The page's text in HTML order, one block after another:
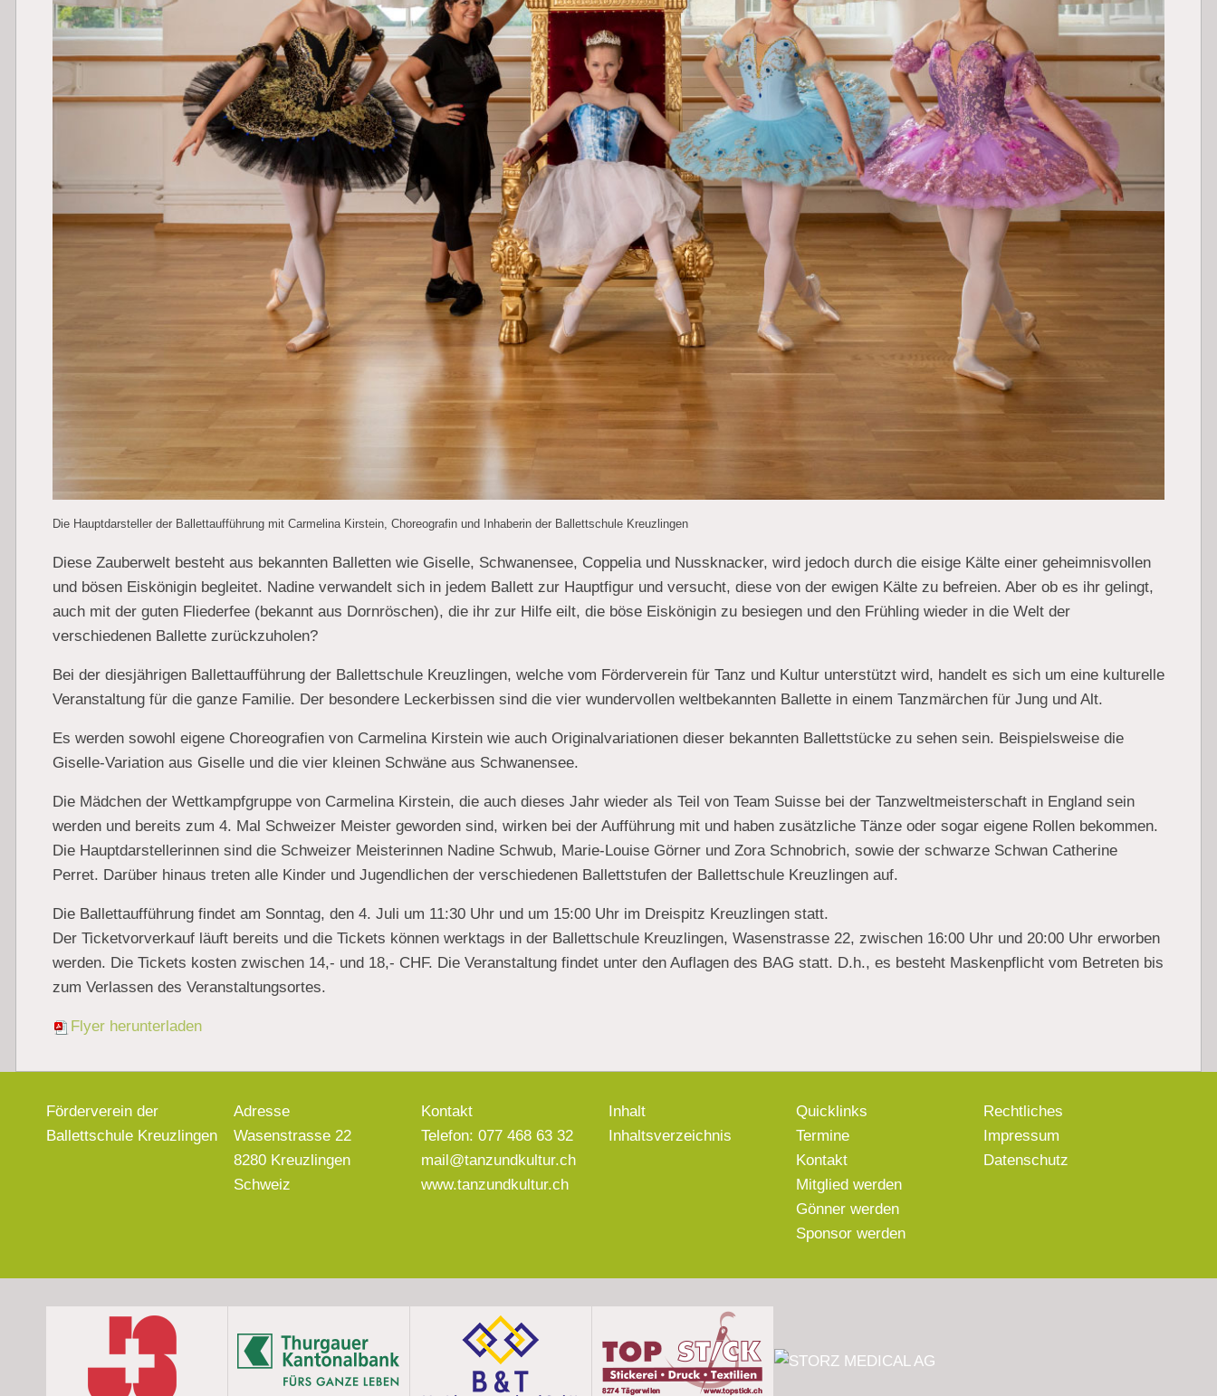
Die Hauptdarsteller der Ballettaufführung mit Carmelina Kirstein, Choreografin und Inhaberin der Ballettschule Kreuzlingen
Diese Zauberwelt besteht aus bekannten Balletten wie Giselle, Schwanensee, Coppelia und Nussknacker, wird jedoch durch die eisige Kälte einer geheimnisvollen
und bösen Eiskönigin begleitet. Nadine verwandelt sich in jedem Ballett zur Hauptfigur und versucht, diese von der ewigen Kälte zu befreien. Aber ob es ihr gelingt,
auch mit der guten Fliederfee (bekannt aus Dornröschen), die ihr zur Hilfe eilt, die böse Eiskönigin zu besiegen und den Frühling wieder in die Welt der
verschiedenen Ballette zurückzuholen?
Bei der diesjährigen Ballettaufführung der Ballettschule Kreuzlingen, welche vom Förderverein für Tanz und Kultur unterstützt wird, handelt es sich um eine kulturelle
Veranstaltung für die ganze Familie. Der besondere Leckerbissen sind die vier wundervollen weltbekannten Ballette in einem Tanzmärchen für Jung und Alt.
Es werden sowohl eigene Choreografien von Carmelina Kirstein wie auch Originalvariationen dieser bekannten Ballettstücke zu sehen sein. Beispielsweise die
Giselle-Variation aus Giselle und die vier kleinen Schwäne aus Schwanensee.
Die Mädchen der Wettkampfgruppe von Carmelina Kirstein, die auch dieses Jahr wieder als Teil von Team Suisse bei der Tanzweltmeisterschaft in England sein
werden und bereits zum 4. Mal Schweizer Meister geworden sind, wirken bei der Aufführung mit und haben zusätzliche Tänze oder sogar eigene Rollen bekommen.
Die Hauptdarstellerinnen sind die Schweizer Meisterinnen Nadine Schwub, Marie-Louise Görner und Zora Schnobrich, sowie der schwarze Schwan Catherine
Perret. Darüber hinaus treten alle Kinder und Jugendlichen der verschiedenen Ballettstufen der Ballettschule Kreuzlingen auf.
Die Ballettaufführung findet am Sonntag, den 4. Juli um 11:30 Uhr und um 15:00 Uhr im Dreispitz Kreuzlingen statt.
Der Ticketvorverkauf läuft bereits und die Tickets können werktags in der Ballettschule Kreuzlingen, Wasenstrasse 22, zwischen 16:00 Uhr und 20:00 Uhr erworben
werden. Die Tickets kosten zwischen 14,- und 18,- CHF. Die Veranstaltung findet unter den Auflagen des BAG statt. D.h., es besteht Maskenpflicht vom Betreten bis
zum Verlassen des Veranstaltungsortes.
Flyer herunterladen
Förderverein der
Ballettschule Kreuzlingen
Adresse
Wasenstrasse 22
8280 Kreuzlingen
Schweiz
Kontakt
Telefon: 077 468 63 32
mail@tanzundkultur.ch
www.tanzundkultur.ch
Inhalt
Inhaltsverzeichnis
Quicklinks
Termine
Kontakt
Mitglied werden
Gönner werden
Sponsor werden
Rechtliches
Impressum
Datenschutz